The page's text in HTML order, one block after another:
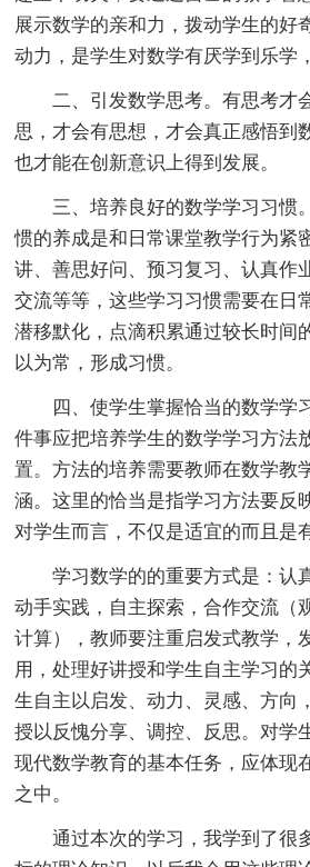
展示数学的亲和力，拨动学生的好
动力，是学生对数学有厌学到乐学
二、引发数学思考。有思考才
思，才会有思想，才会真正感悟到
也才能在创新意识上得到发展。
三、培养良好的数学学习习惯
惯的养成是和日常课堂教学行为紧
讲、善思好问、预习复习、认真作
交流等等，这些学习习惯需要在日
潜移默化，点滴积累通过较长时间
以为常，形成习惯。
四、使学生掌握恰当的数学学习
件事应把培养学生的数学学习方法
置。方法的培养需要教师在数学教
涵。这里的恰当是指学习方法要反
对学生而言，不仅是适宜的而且是
学习数学的的重要方式是：认真
动手实践，自主探索，合作交流（
计算），教师要注重启发式教学，
用，处理好讲授和学生自主学习的
生自主以启发、动力、灵感、方向
授以反愧分享、调控、反思。对学
现代数学教育的基本任务，应体现
之中。
通过本次的学习，我学到了很